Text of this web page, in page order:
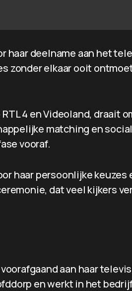
haar deelname aan het
zonder elkaar ooit
4 en Videoland, draait
matching en
vooraf.
haar persoonlijke keuzes
dat veel kijkers
aan haar
en werkt in het